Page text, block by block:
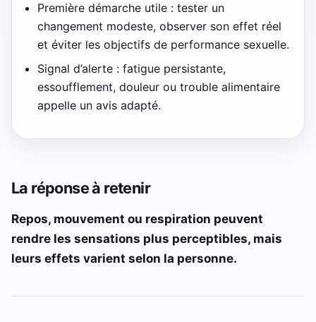
Première démarche utile : tester un
changement modeste, observer son effet réel
et éviter les objectifs de performance sexuelle.
Signal d’alerte : fatigue persistante,
essoufflement, douleur ou trouble alimentaire
appelle un avis adapté.
La réponse à retenir
Repos, mouvement ou respiration peuvent
rendre les sensations plus perceptibles, mais
leurs effets varient selon la personne.